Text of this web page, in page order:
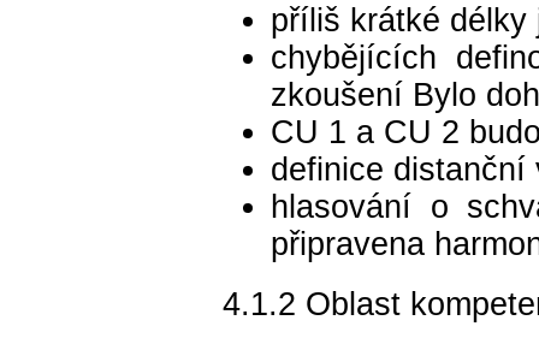
příliš krátké délky
chybějících
zkoušení Bylo
CU 1 a CU 2
definice distanční
hlasování o
připravena
4.1.2 Oblast